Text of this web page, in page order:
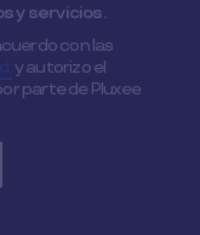
y servicios.
con las
y autorizo el
parte de Pluxee